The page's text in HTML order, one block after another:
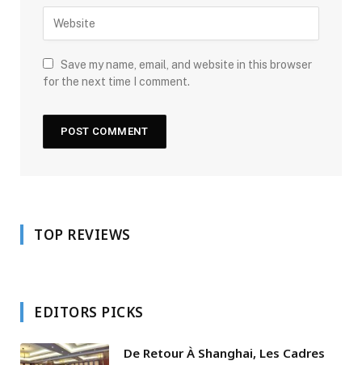
Save my name, email, and website in this browser
for the next time I comment.
TOP REVIEWS
EDITORS PICKS
De Retour À Shanghai, Les Cadres